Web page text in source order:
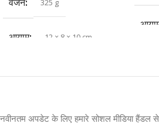
325 g
आयाम 12 × 8 × 10 cm
नवीनतम अपडेट के लिए हमारे सोशल मीडिया हैंडल